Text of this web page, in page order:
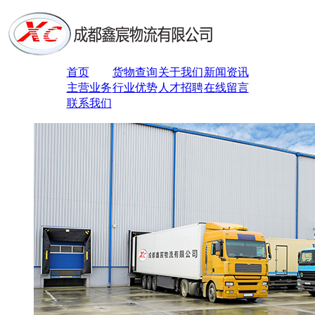
首页 货物查询关于我们新闻资讯
主营业务行业优势 人才招聘在线留言
联系我们